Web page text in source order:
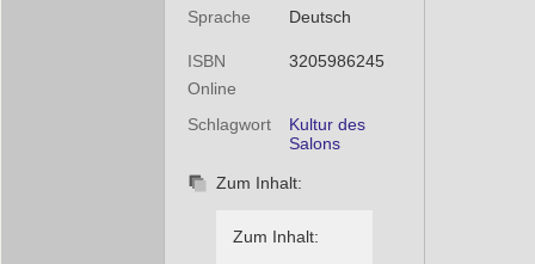
Sprache
Deutsch
ISBN
3205986245
Online
Schlagwort
Kultur des
Salons
Zum Inhalt:
Zum Inhalt: